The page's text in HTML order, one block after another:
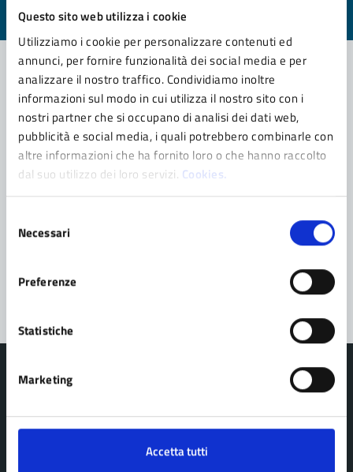
Questo sito web utilizza i cookie
Utilizziamo i cookie per personalizzare contenuti ed
annunci, per fornire funzionalità dei social media e per
analizzare il nostro traffico. Condividiamo inoltre
informazioni sul modo in cui utilizza il nostro sito con i
nostri partner che si occupano di analisi dei dati web,
pubblicità e social media, i quali potrebbero combinarle con
altre informazioni che ha fornito loro o che hanno raccolto
dal suo utilizzo dei loro servizi. Cookies.
delNecessari
Preferenze
Statistiche
Marketing
Accetta tutti
Valuta 5 stelle su 5
Valuta 4 stelle su 5
Valuta 3 stelle su 5
Valuta 2 stelle su 5
Valuta 1 stelle su 5
Contatta il comune
Leggi le domande frequenti
Richiedi assistenza
Problemi in città
Segnala disservizio
Comune di Pavullo nel Frignano